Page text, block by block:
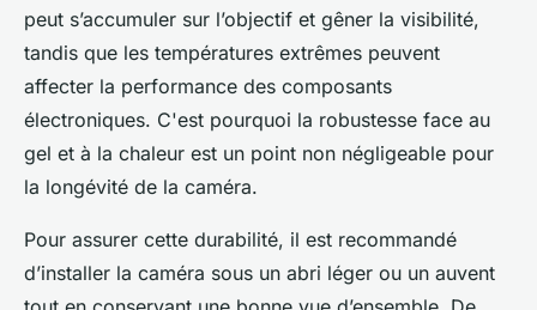
peut s’accumuler sur l’objectif et gêner la visibilité,
tandis que les températures extrêmes peuvent
affecter la performance des composants
électroniques. C'est pourquoi la robustesse face au
gel et à la chaleur est un point non négligeable pour
la longévité de la caméra.
Pour assurer cette durabilité, il est recommandé
d’installer la caméra sous un abri léger ou un auvent